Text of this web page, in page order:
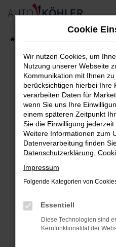
Zum
Fehler:
Beim Laden ist ein Fehler
Hier sind ein paar Tipps,
Überprüfe deine
Laden andere
deine
Manche
können das Laden
verhindern.
Cookie
Wir nutzen Cookies, um
Nutzung unserer Webseite
Kommunikation mit Ihnen
berücksichtigen hierbei Ihre
verarbeiten Daten für
wenn Sie uns Ihre
einem späteren Zeitpunkt
Sie die Einwilligung
Weitere Informationen zum
Datenverarbeitung finden
Datenschutzerklärung
Impressum
Folgende Kategorien von
Essentiell
Diese Technologien sind
Kernfunktionalität der